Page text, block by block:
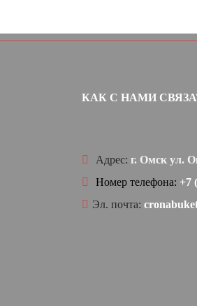
КАК С НАМИ
Адрес: г. Омск ул.
Номер телефона: +7
Эл. почта: